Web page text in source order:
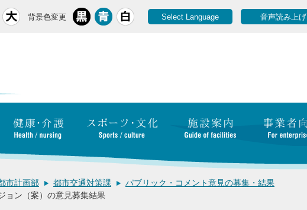
背景色変更 Select Language 音声読み上げ
市計画部 都市交通対策課
パブリック・コメント意見の募集・結果
ョン（案）の意見募集結果